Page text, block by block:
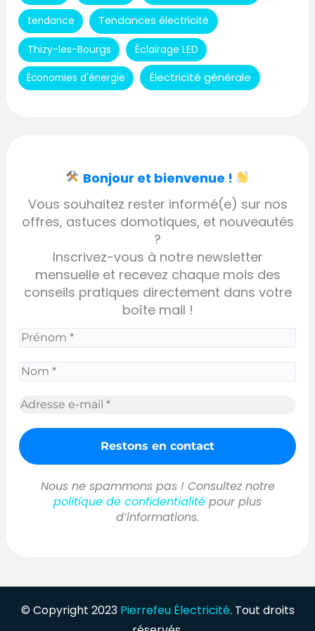
tendance Tendances électricité
Thizy-les-Bourgs Éclairage LED
Économies d'énergie Électricité générale
Bonjour et bienvenue !
Vous souhaitez rester informé(e) sur nos
offres, astuces domotiques, et nouveautés
?
Inscrivez-vous à notre newsletter
mensuelle et recevez chaque mois des
conseils pratiques directement dans votre
boîte mail !
Nous ne spammons pas ! Consultez notre
politique de confidentialité pour plus
d’informations.
© Copyright 2023 Pierrefeu Électricité. Tout droits